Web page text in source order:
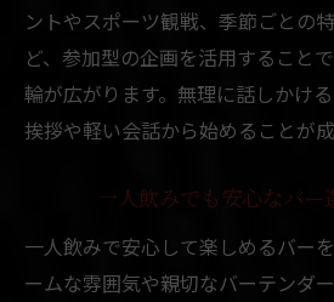
ントやスポーツ観戦、季節ごとの
ど、参加型の企画を活用すること
輪が広がります。無理に話しかけ
挨拶や軽い会話から始めることが成
一人飲みでも安心なバー
一人飲みで安心して楽しめるバー
ームな雰囲気や親切なバーテンダ